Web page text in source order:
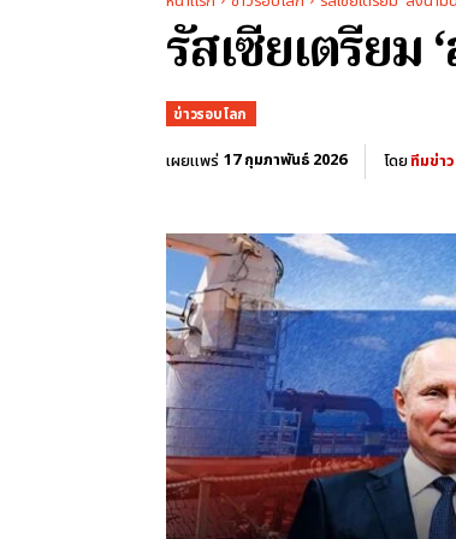
รัสเซียเตรีย
ข่าวรอบโลก
เผยแพร่ 17 กุมภาพันธ์ 2026 โดยทีมข่าว